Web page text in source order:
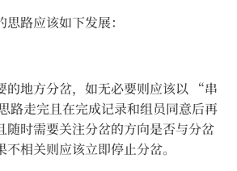
路应该如下发展：
的地方分岔，如无必要则应该以 “串
路走完且在完成记录和组员同意后再
随时需要关注分岔的方向是否与分岔
相关则应该立即停止分岔。